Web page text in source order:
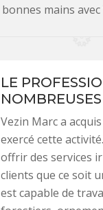
bonnes mains
LE
Vezin Marc a
exercé cette
offrir des services
clients que ce soit
est capable de